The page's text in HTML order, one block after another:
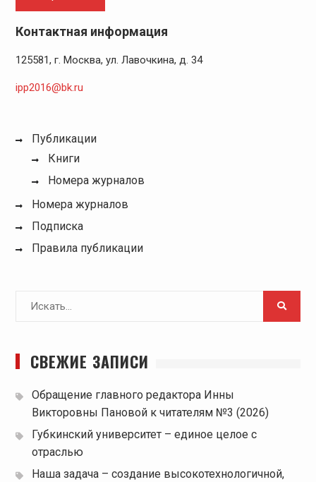
Контактная информация
125581, г. Москва, ул. Лавочкина, д. 34
ipp2016@bk.ru
Публикации
Книги
Номера журналов
Номера журналов
Подписка
Правила публикации
Поиск
СВЕЖИЕ ЗАПИСИ
Обращение главного редактора Инны
Викторовны Пановой к читателям №3 (2026)
Губкинский университет – единое целое с
отраслью
Наша задача – создание высокотехнологичной,